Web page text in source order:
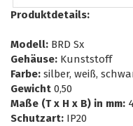
Produktdetails:
Modell: BRD Sx
Gehäuse: Kunststoff
Farbe: silber, weiß,
Gewicht 0,50
Maße (T x H x B) in mm:
Schutzart: IP20